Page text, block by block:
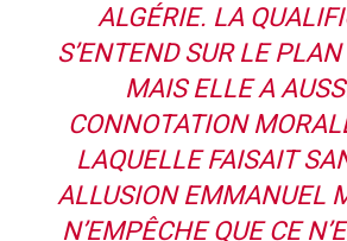
ALGÉRIE. LA
S’ENTEND SUR LE
MAIS ELLE A
CONNOTATION
LAQUELLE FAISAIT
ALLUSION EMMANUEL
N’EMPÊCHE QUE CE